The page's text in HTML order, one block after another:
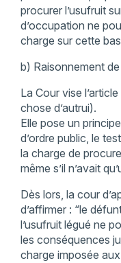
procurer l’usufruit
d’occupation ne
charge sur cette
b) Raisonnement
La Cour vise
chose d’autrui).
Elle pose un
d’ordre public, le
la charge de
même s’il n’avait
Dès lors, la cour
d’affirmer : “le
l’usufruit légué ne
les conséquences
charge imposée